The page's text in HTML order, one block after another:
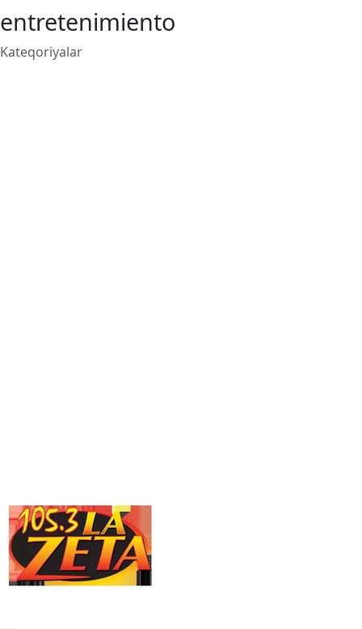
entretenimiento
Kateqoriyalar